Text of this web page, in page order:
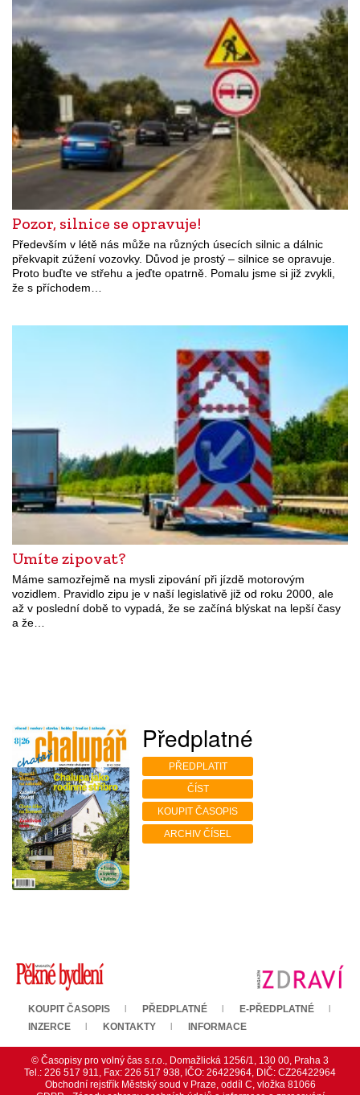
Pozor, silnice se opravuje!
Především v létě nás může na různých úsecích silnic a dálnic
překvapit zúžení vozovky. Důvod je prostý – silnice se opravuje.
Proto buďte ve střehu a jeďte opatrně. Pomalu jsme si již zvykli,
že s příchodem…
Umíte zipovat?
Máme samozřejmě na mysli zipování při jízdě motorovým
vozidlem. Pravidlo zipu je v naší legislativě již od roku 2000, ale
až v poslední době to vypadá, že se začíná blýskat na lepší časy
a že…
Předplatné
PŘEDPLATIT
ČÍST
KOUPIT ČASOPIS
ARCHIV ČÍSEL
KOUPIT ČASOPIS PŘEDPLATNÉ
E-PŘEDPLATNÉ
INZERCE
KONTAKTY INFORMACE
© Časopisy pro volný čas s.r.o., Domažlická 1256/1, 130 00, Praha 3
Tel.: 226 517 911, Fax: 226 517 938, IČO: 26422964, DIČ: CZ26422964
Obchodní rejstřík Městský soud v Praze, oddíl C, vložka 81066